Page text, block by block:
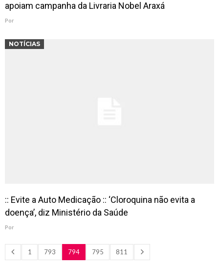
apoiam campanha da Livraria Nobel Araxá
Por
NOTÍCIAS
:: Evite a Auto Medicação :: ‘Cloroquina não evita a
doença’, diz Ministério da Saúde
Por
1 793 794 795 811